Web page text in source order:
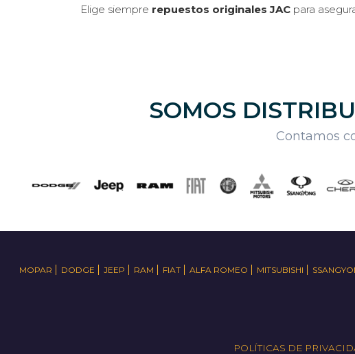
Elige siempre repuestos originales JAC para
SOMOS
Contamos
MOPAR
DODGE JEEP RAM FIAT ALFA ROMEO MITSUBISHI
POLÍTICAS DE